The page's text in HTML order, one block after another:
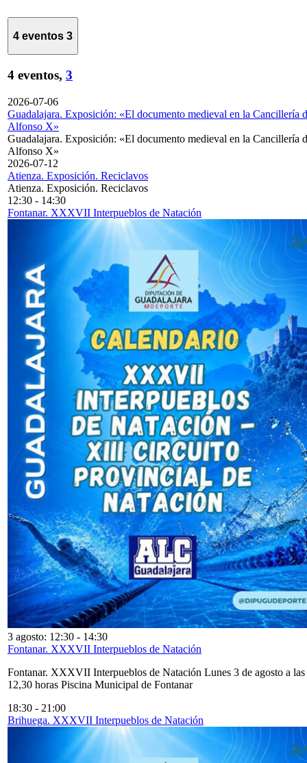
4 eventos 3
4 eventos, 3
2026-07-06
Guadalajara. Exposición: «El documento medieval en la Cancillería
Alfonso X»
Guadalajara. Exposición: «El documento medieval en la Cancillería
Alfonso X»
2026-07-12
Atienza. Exposición. Reciclavos
Atienza. Exposición. Reciclavos
12:30 - 14:30
Fontanar. XXXVII Interpueblos de Natación
3 agosto: 12:30 - 14:30
Fontanar. XXXVII Interpueblos de Natación
Fontanar. XXXVII Interpueblos de Natación Lunes 3 de agosto a las
12,30 horas Piscina Municipal de Fontanar
18:30 - 21:00
Brihuega. XXXVII Interpueblos de Natación